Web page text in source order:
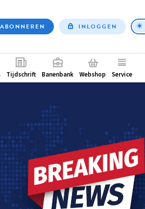
ABONNEREN INLOGGEN
Tijdschrift Banenbank Webshop Service